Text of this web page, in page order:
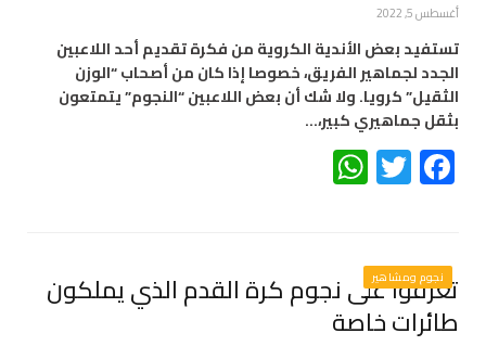
أغسطس 5, 2022
تستفيد بعض الأندية الكروية من فكرة تقديم أحد اللاعبين
الجدد لجماهير الفريق، خصوصا إذا كان من أصحاب “الوزن
الثقيل” كرويا. ولا شك أن بعض اللاعبين “النجوم” يتمتعون
بثقل جماهيري كبير،…
Facebook
Twitter
نجوم ومشاهير
تعرفوا على نجوم كرة القدم الذي يملكون
طائرات خاصة